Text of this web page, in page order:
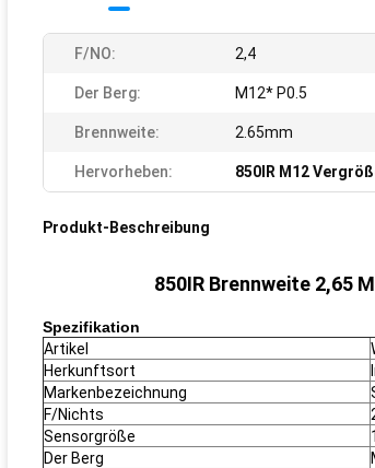
F/NO: 2,4
Der Berg: M12* P0.5
Brennweite: 2.65mm
Hervorheben: 850IR M12
Produkt-Beschreibung
850IR Brennweite 2,65
Spezifikation
Artikel
Herkunftsort
Markenbezeichnung
F/Nichts
Sensorgröße
Der Berg